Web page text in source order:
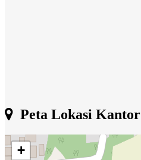
Peta Lokasi Kantor
+